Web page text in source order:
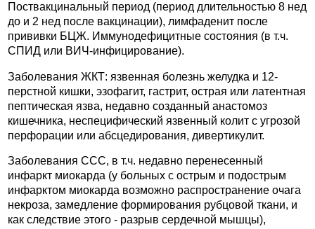
Поствакцинальный период (период длительностью 8 нед
до и 2 нед после вакцинации), лимфаденит после
прививки БЦЖ. Иммунодефицитные состояния (в т.ч.
СПИД или ВИЧ-инфицирование).
Заболевания ЖКТ: язвенная болезнь желудка и 12-
перстной кишки, эзофагит, гастрит, острая или латентная
пептическая язва, недавно созданный анастомоз
кишечника, неспецифический язвенный колит с угрозой
перфорации или абсцедирования, дивертикулит.
Заболевания ССС, в т.ч. недавно перенесенный
инфаркт миокарда (у больных с острым и подострым
инфарктом миокарда возможно распространение очага
некроза, замедление формирования рубцовой ткани, и
как следствие этого - разрыв сердечной мышцы),